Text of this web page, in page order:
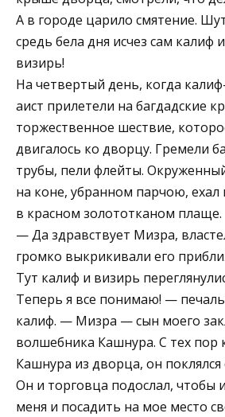
А в городе царило смятение.
средь бела дня исчез сам калиф
визирь!
На четвертый день, когда
аист прилетели на багдадские
торжественное шествие,
двигалось ко дворцу. Гремели
трубы, пели флейты.
на коне, убранном парчою, ехал
в красном золототканом плаще.
— Да здравствует Мизра,
громко выкрикивали его
Тут калиф и визирь
Теперь я все понимаю! —
калиф. — Мизра — сын моего
волшебника Кашнура. С тех пор
Кашнура из дворца, он
Он и торговца подослал, чтобы
меня и посадить на мое место